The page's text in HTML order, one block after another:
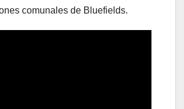
comunales de Bluefields.